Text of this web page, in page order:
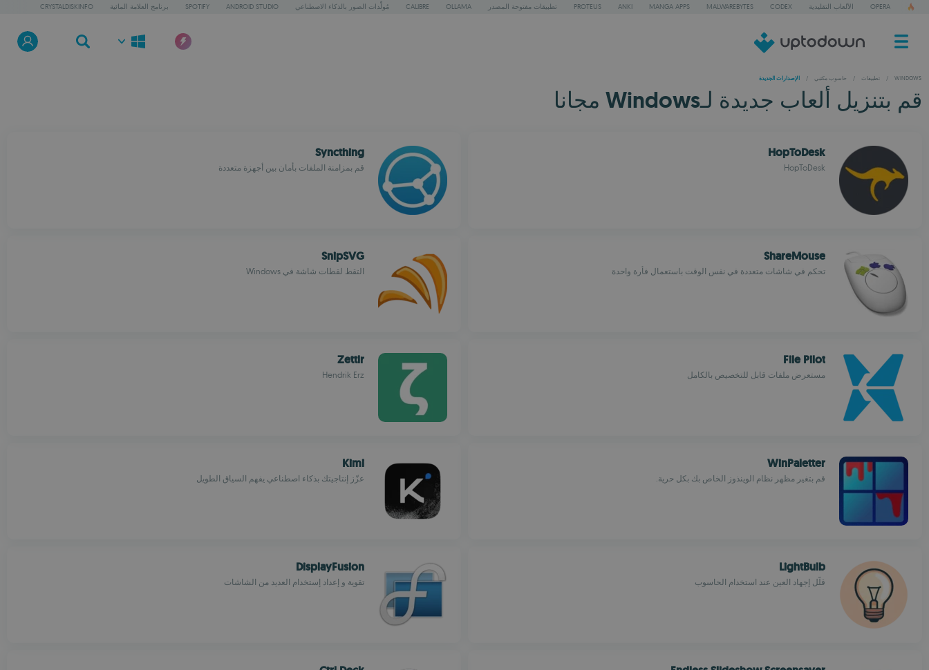
OPERA الألعاب التقليدية CODEX
MALWAREBYTES
MANGA APPS
ANKI
PROTEUS تطبيقات مفتوحة المصدر OLLAMA
CALIBRE مُولِّدات الصور بالذكاء الاصطناعي ANDROID STUDIO
SPOTIFY برنامج العلامة المائية CRYSTALDISKINFO
WINDOWS
/ تطبيقات / حاسوب مكتبي / الإصدارات الجديدة
قم بتنزيل ألعاب جديدة لـWindows مجانا
HopToDesk
HopToDesk
Syncthing
قم بمزامنة الملفات بأمان بين أجهزة متعددة
ShareMouse
تحكم في شاشات متعددة في نفس الوقت باستعمال فأرة واحدة
SnipSVG
التقط لقطات شاشة في Windows
File Pilot
مستعرض ملفات قابل للتخصيص بالكامل
Zettlr
Hendrik Erz
WinPaletter
قم بتغير مظهر نظام الوينذوز الخاص بك بكل حرية.
Kimi
عزّز إنتاجيتك بذكاء اصطناعي يفهم السياق الطويل
LightBulb
قلّل إجهاد العين عند استخدام الحاسوب
DisplayFusion
تقوية و إعداد إستخدام العديد من الشاشات